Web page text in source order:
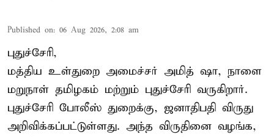
Published on: 06 Aug 2026, 2:08 am
புதுச்சேரி,
மத்திய உள்துறை அமைச்சர் அமித் ஷா, நாளை
மறுநாள் தமிழகம் மற்றும் புதுச்சேரி வருகிறார்.
புதுச்சேரி போலீஸ் துறைக்கு, ஜனாதிபதி விருது
அறிவிக்கப்பட்டுள்ளது. அந்த விருதினை வழங்க,